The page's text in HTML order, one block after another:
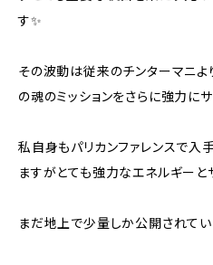
す✨
その波動は従来のチンターマニよ
の魂のミッションをさらに強力に
私自身もパリカンファレンスで入
ますがとても強力なエネルギーと
まだ地上で少量しか公開されて